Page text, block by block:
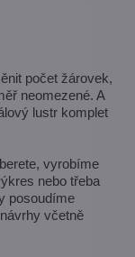
počet žárovek,
neomezené. A
lustr komplet
vyrobíme
nebo třeba
posoudíme
včetně